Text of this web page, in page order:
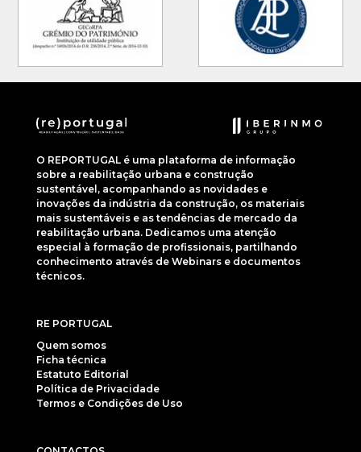
O REPORTUGAL é uma plataforma de informação
sobre a reabilitação urbana e construção
sustentável, acompanhando as novidades e
inovações da indústria da construção, os materiais
mais sustentáveis e as tendências de mercado da
reabilitação urbana. Dedicamos uma atenção
especial à formação de profissionais, partilhando
conhecimento através de Webinars e documentos
técnicos.
RE PORTUGAL
Quem somos
Ficha técnica
Estatuto Editorial
Política de Privacidade
Termos e Condições de Uso